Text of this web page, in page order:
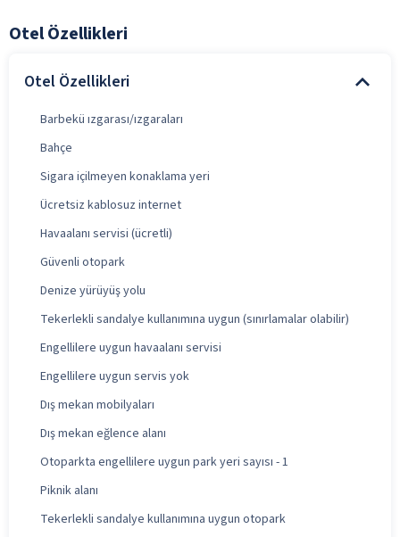
Otel Özellikleri
Otel Özellikleri
Barbekü ızgarası/ızgaraları
Bahçe
Sigara içilmeyen konaklama yeri
Ücretsiz kablosuz internet
Havaalanı servisi (ücretli)
Güvenli otopark
Denize yürüyüş yolu
Tekerlekli sandalye kullanımına uygun (sınırlamalar olabilir)
Engellilere uygun havaalanı servisi
Engellilere uygun servis yok
Dış mekan mobilyaları
Dış mekan eğlence alanı
Otoparkta engellilere uygun park yeri sayısı - 1
Piknik alanı
Tekerlekli sandalye kullanımına uygun otopark